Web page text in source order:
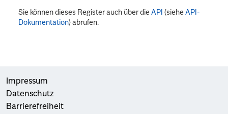
Sie können dieses Register auch über dieAPI (sieheAPI-
Dokumentation) abrufen.
Impressum
Datenschutz
Barrierefreiheit